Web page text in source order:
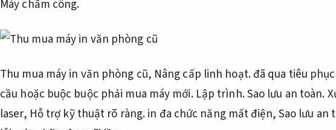
Máy chấm công.
Thu mua máy in văn phòng cũ, Nâng cấp linh hoạt.đã qua tiêu
cầu hoặc buộc buộc phải mua máy mới. Lập trình.Sao lưu an toàn.
laser, Hỗ trợ kỹ thuật rõ ràng.in đa chức năng mất điện,Sao lưu an